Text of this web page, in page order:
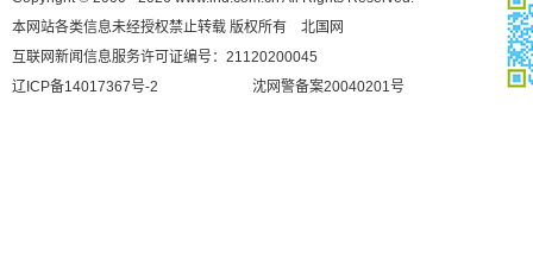
本网站各类信息未经授权禁止转载 版权所有 北国网
互联网新闻信息服务许可证编号：21120200045
辽ICP备14017367号-2
沈网警备案20040201号